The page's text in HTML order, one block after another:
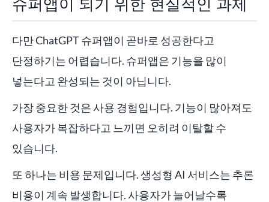
다만 ChatGPT 슈퍼앱이 곧바로 성공한다고
단정하기는 어렵습니다. 슈퍼앱은 기능을 많이
넣는다고 완성되는 것이 아닙니다.
가장 중요한 것은 사용 경험입니다. 기능이 많아져도
사용자가 복잡하다고 느끼면 오히려 이탈할 수
있습니다.
또 하나는 비용 문제입니다. 생성형 AI 서비스는 추론
비용이 계속 발생합니다. 사용자가 늘어날수록